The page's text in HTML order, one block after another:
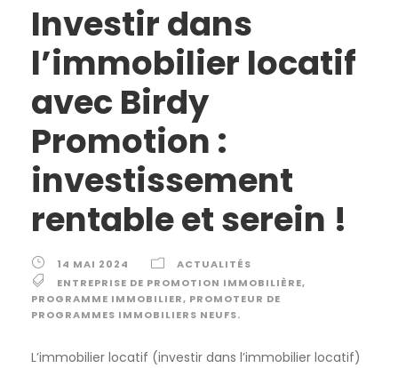
Investir dans
l’immobilier locatif
avec Birdy
Promotion :
investissement
rentable et serein !
14 MAI 2024
ACTUALITÉS
ENTREPRISE DE PROMOTION IMMOBILIÈRE,
PROGRAMME IMMOBILIER, PROMOTEUR DE
PROGRAMMES IMMOBILIERS NEUFS.
L’immobilier locatif (investir dans l’immobilier locatif)